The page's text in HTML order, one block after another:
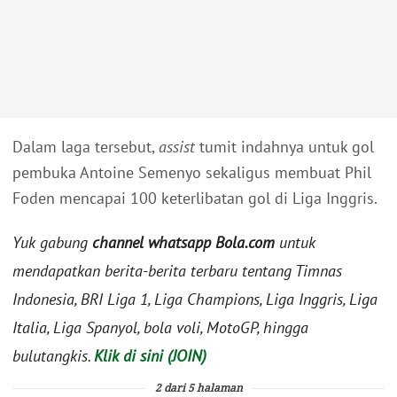
Dalam laga tersebut, assisttumit indahnya untuk gol
pembuka Antoine Semenyo sekaligus membuat Phil
Foden mencapai 100 keterlibatan gol di Liga Inggris.
Yuk gabung channel whatsapp Bola.com untuk
mendapatkan berita-berita terbaru tentang Timnas
Indonesia, BRI Liga 1, Liga Champions, Liga Inggris, Liga
Italia, Liga Spanyol, bola voli, MotoGP, hingga
bulutangkis.Klik di sini (JOIN)
2 dari 5 halaman